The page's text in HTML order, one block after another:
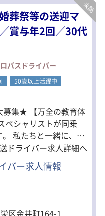
も、タイピングやメ
ばOKです。
る方でも安心して始
葬祭等の送迎マ
賞与年2回／30代
バスドライバー
50歳以上活躍中
集★ 【万全の教育体
ペシャリストが同乗
私たちと一緒に、未
バーを目指しません
た仕事をご用意して
に合わせた働き方に
験歓迎】
ドライバー求人詳細へ
バー求人情報
区金井町164-1